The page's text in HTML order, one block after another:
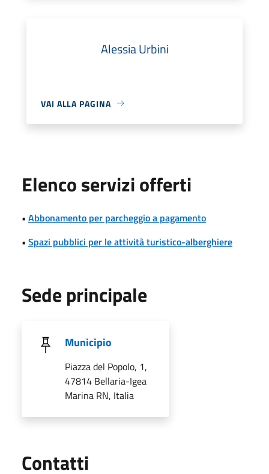
Alessia Urbini
VAI ALLA PAGINA
Elenco servizi offerti
• Abbonamento per parcheggio a pagamento
• Spazi pubblici per le attività turistico-alberghiere
Sede principale
Municipio
Piazza del Popolo, 1,
47814 Bellaria-Igea
Marina RN, Italia
Contatti